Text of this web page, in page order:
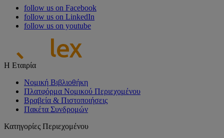
follow us on Facebook
follow us on LinkedIn
follow us on youtube
Η Εταιρία
Νομική Βιβλιοθήκη
Πλατφόρμα Νομικού Περιεχομένου
Βραβεία & Πιστοποιήσεις
Πακέτα Συνδρομών
Κατηγορίες Περιεχομένου